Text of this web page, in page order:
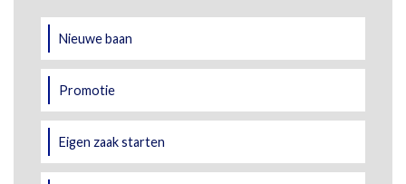
Nieuwe baan
Promotie
Eigen zaak starten